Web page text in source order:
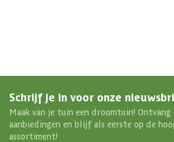
Schrijf je in voor onze
Maak van je tuin een droomtuin! Ontvang
aanbiedingen en blijf als eerste op de
assortiment!